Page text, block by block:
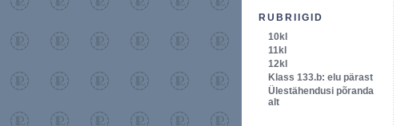
RUBRIIGID
10kl
11kl
12kl
Klass 133.b: elu pärast
Ülestähendusi põranda
alt